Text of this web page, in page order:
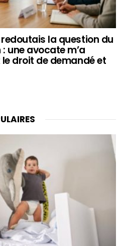
la question du
une avocate m’a
droit de demandé et